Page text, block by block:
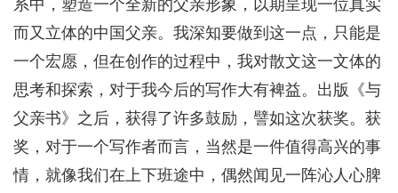
系中，塑造一个全新的父亲形象，以期呈现一位真实
而又立体的中国父亲。我深知要做到这一点，只能是
一个宏愿，但在创作的过程中，我对散文这一文体的
思考和探索，对于我今后的写作大有裨益。出版《与
父亲书》之后，获得了许多鼓励，譬如这次获奖。获
奖，对于一个写作者而言，当然是一件值得高兴的事
情，就像我们在上下班途中，偶然闻见一阵沁人心脾